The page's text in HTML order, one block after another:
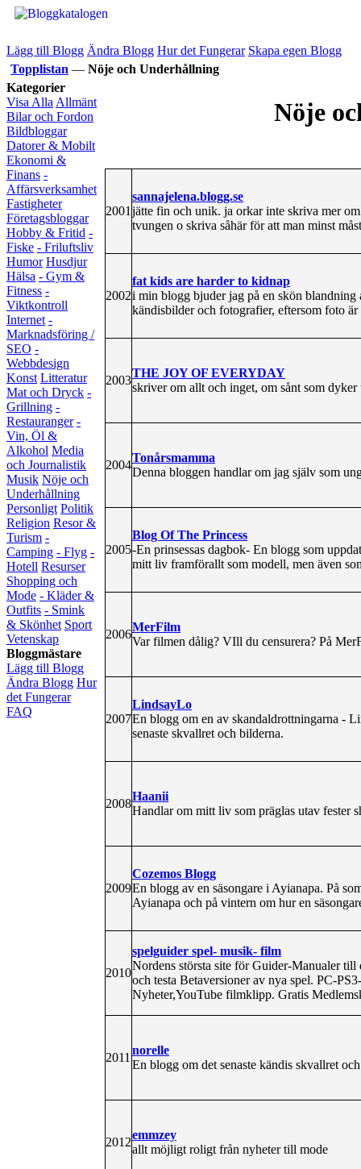
Lägg till Blogg Ändra Blogg Hur det Fungerar Skapa egen Blogg
Topplistan — Nöje och Underhållning
Kategorier
Visa Alla Allmänt
Bilar och Fordon
Bildbloggar
Datorer & Mobilt
Ekonomi &
Finans -
Affärsverksamhet
Fastigheter
Företagsbloggar
Hobby & Fritid -
Fiske - Friluftsliv
Humor Husdjur
Hälsa - Gym &
Fitness -
Viktkontroll
Internet -
Marknadsföring /
SEO -
Webbdesign
Konst Litteratur
Mat och Dryck -
Grillning -
Restauranger -
Vin, Öl &
Alkohol Media
och Journalistik
Musik Nöje och
Underhållning
Personligt Politik
Religion Resor &
Turism -
Camping - Flyg -
Hotell Resurser
Shopping och
Mode - Kläder &
Outfits - Smink
& Skönhet Sport
Vetenskap
Bloggmästare
Lägg till Blogg
Ändra Blogg Hur
det Fungerar
FAQ
Nöje
2001
sannajelena.blogg.se
jätte fin och unik. ja orkar inte skriva mer
tvungen o skriva såhär för att man minst
2002
fat kids are harder to kidnap
i min blogg bjuder jag på en skön
kändisbilder och fotografier, eftersom foto
2003
THE JOY OF EVERYDAY
skriver om allt och inget, om sånt som dyker
2004
Tonårsmamma
Denna bloggen handlar om jag själv som
2005
Blog Of The Princess
-En prinsessas dagbok- En blogg som
mitt liv framförallt som modell, men även
2006
MerFilm
Var filmen dålig? VIll du censurera? På
2007
LindsayLo
En blogg om en av skandaldrottningarna -
senaste skvallret och bilderna.
2008
Haanii
Handlar om mitt liv som präglas utav fester
2009
Cozemos Blogg
En blogg av en säsongare i Ayianapa. På
Ayianapa och på vintern om hur en
2010
spelguider spel- musik- film
Nordens största site för Guider-Manualer till
och testa Betaversioner av nya spel. PC-
Nyheter,YouTube filmklipp. Gratis
2011
norelle
En blogg om det senaste kändis skvallret
2012
emmzey
allt möjligt roligt från nyheter till mode